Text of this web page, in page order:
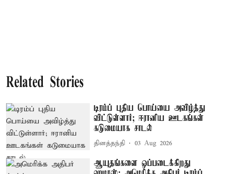
Related Stories
டிரம்ப் புதிய பொய்யை அவிழ்த்து
விட்டுள்ளார்; ஈரானிய ஊடகங்கள்
கடுமையாக சாடல்
தினத்தந்தி 03 Aug 2026
ஆயுதங்களை ஒப்படைக்கிறது